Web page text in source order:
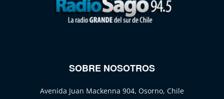
SOBRE NOSOTROS
Avenida Juan Mackenna 904, Osorno, Chile